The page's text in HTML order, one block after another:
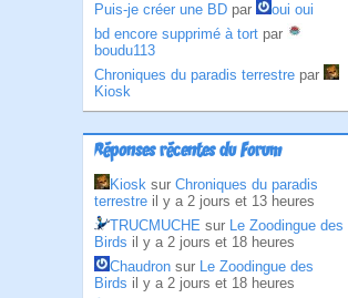
Puis-je créer une BD par
oui oui
bd encore supprimé à tort par
boudu113
Chroniques du paradis terrestre par
Kiosk
Réponses récentes du Forum
Kiosk sur Chroniques du paradis
terrestre il y a 2 jours et 13 heures
TRUCMUCHE sur Le Zoodingue des
Birds il y a 2 jours et 18 heures
Chaudron sur Le Zoodingue des
Birds il y a 2 jours et 18 heures